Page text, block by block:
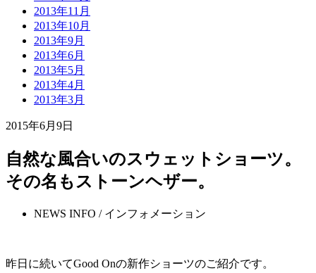
2013年11月
2013年10月
2013年9月
2013年6月
2013年5月
2013年4月
2013年3月
2015年6月9日
自然な風合いのスウェットショーツ。
その名もストーンヘザー。
NEWS INFO / インフォメーション
昨日に続いてGood Onの新作ショーツのご紹介です。